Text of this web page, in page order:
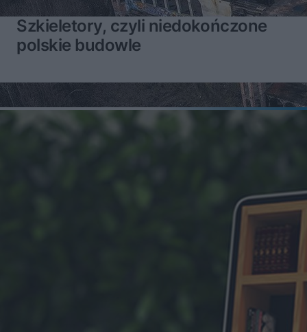
Szkieletory, czyli niedokończone
polskie budowle